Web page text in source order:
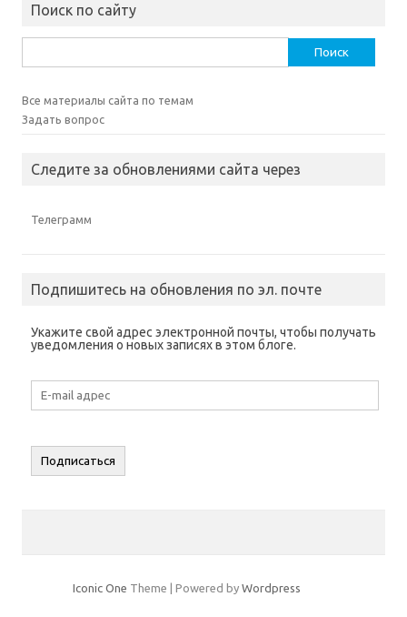
Поиск по сайту
Все материалы сайта по темам
Задать вопрос
Следите за обновлениями сайта через
Телеграмм
Подпишитесь на обновления по эл. почте
Укажите свой адрес электронной почты, чтобы получать
уведомления о новых записях в этом блоге.
E-
mail
адрес
Подписаться
Iconic One Theme | Powered by Wordpress